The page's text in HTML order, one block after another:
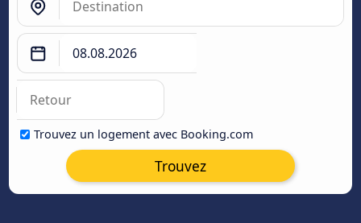
Trouvez un logement avec Booking.com
Trouvez